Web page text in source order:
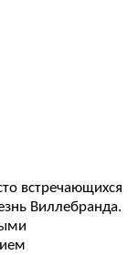
встречающихся
Виллебранда.